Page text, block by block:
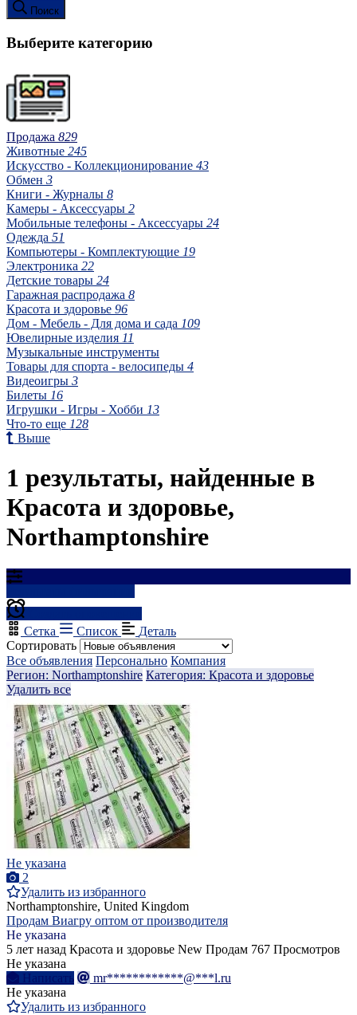
Поиск
Выберите категорию
Продажа 829
Животные 245
Искусство - Коллекционирование 43
Обмен 3
Книги - Журналы 8
Камеры - Аксессуары 2
Мобильные телефоны - Аксессуары 24
Одежда 51
Компьютеры - Комплектующие 19
Электроника 22
Детские товары 24
Гаражная распродажа 8
Красота и здоровье 96
Дом - Мебель - Для дома и сада 109
Ювелирные изделия 11
Музыкальные инструменты
Товары для спорта - велосипеды 4
Видеоигры 3
Билеты 16
Игрушки - Игры - Хобби 13
Что-то еще 128
Выше
1 результаты, найденные в
Красота и здоровье,
Northamptonshire
Сетка
Список
Деталь
Сортировать
Все объявления Персонально Компания
Регион: Northamptonshire Категория: Красота и здоровье
Удалить все
Не указана
2
Удалить из избранного
Northamptonshire, United Kingdom
Продам Виагру оптом от производителя
Не указана
5 лет назад Красота и здоровье New Продам 767 Просмотров
Не указана
Написать
mr************@***l.ru
Не указана
Удалить из избранного